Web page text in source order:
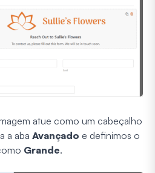
atue como um cabeçalho
a aba Avançado e definimos o
Grande.